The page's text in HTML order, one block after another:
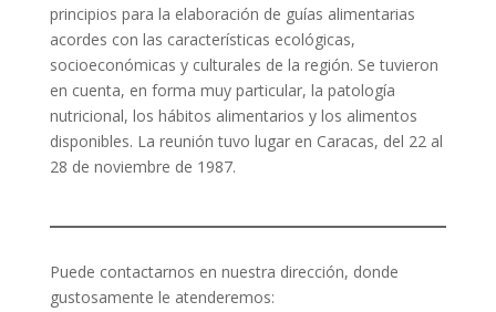
principios para la elaboración de guías alimentarias
acordes con las características ecológicas,
socioeconómicas y culturales de la región. Se tuvieron
en cuenta, en forma muy particular, la patología
nutricional, los hábitos alimentarios y los alimentos
disponibles. La reunión tuvo lugar en Caracas, del 22 al
28 de noviembre de 1987.
Puede contactarnos en nuestra dirección, donde
gustosamente le atenderemos: